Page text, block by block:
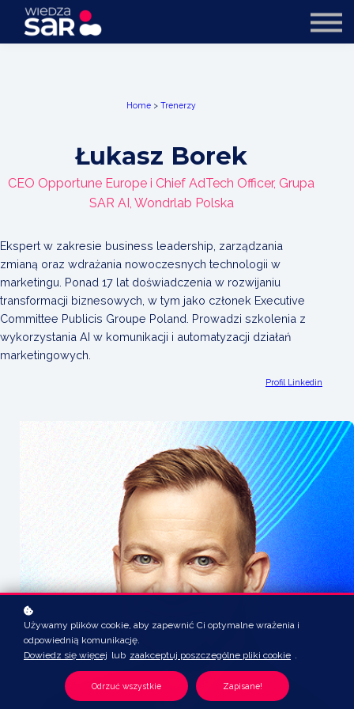
Home > Trenerzy
Łukasz Borek
CEO Opportune Europe i Chief AdTech Officer, Grupa
SAR AI, Wondrlab Polska
Ekspert w zakresie business leadership, zarządzania
zmianą oraz wdrażania nowoczesnych technologii w
marketingu. Ponad 17 lat doświadczenia w rozwijaniu
transformacji biznesowych, w tym jako członek Executive
Committee Publicis Groupe Poland. Prowadzi szkolenia z
wykorzystania AI w komunikacji i automatyzacji działań
marketingowych.
Profil Linkedin
Używamy plików cookie, aby zapewnić Ci optymalne wrażenia i
odpowiednią komunikację.
Dowiedz się więcej lub zaakceptuj poszczególne pliki cookie .
Odrzuć wszystkie Zapisane!